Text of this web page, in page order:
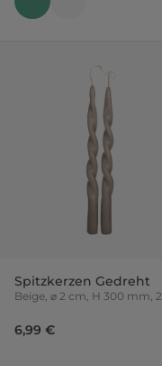
Spitzkerzen Gedreht
Beige, ⌀ 2 cm, H 300 mm, 2
6,99 €